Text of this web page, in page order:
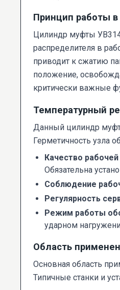
Принцип работы в
Цилиндр муфты
распределителя в
приводит к сжатию
положение,
критически важные
Температурный
Данный цилиндр
Герметичность узла
Качество
Обязательна
Соблюдение
Регулярность
Режим работы
ударном
Область
Основная область
Типичные станки и